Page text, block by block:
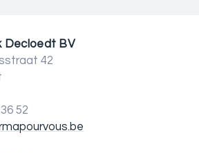
Decloedt BV
42
52